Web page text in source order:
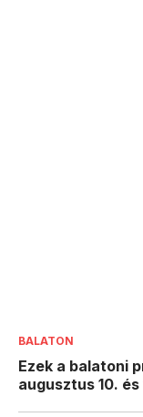
BALATON
Ezek a balatoni
augusztus 10.